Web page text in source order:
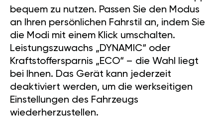
bequem zu nutzen. Passen Sie den Modus
an Ihren persönlichen Fahrstil an, indem Sie
die Modi mit einem Klick umschalten.
Leistungszuwachs „DYNAMIC“ oder
Kraftstoffersparnis „ECO“ – die Wahl liegt
bei Ihnen. Das Gerät kann jederzeit
deaktiviert werden, um die werkseitigen
Einstellungen des Fahrzeugs
wiederherzustellen.